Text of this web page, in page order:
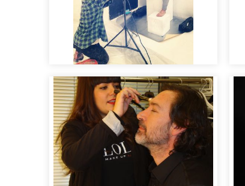
Sesión fotográfica para
editorial